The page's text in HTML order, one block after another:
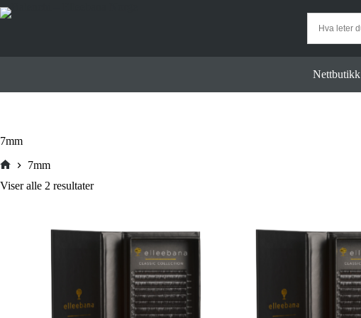
Hopp
til
Nettbutikk
7mm
7mm
Viser alle 2 resultater